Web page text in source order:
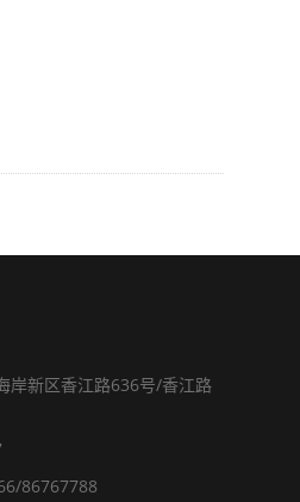
岸新区香江路636号/香江路
86767788